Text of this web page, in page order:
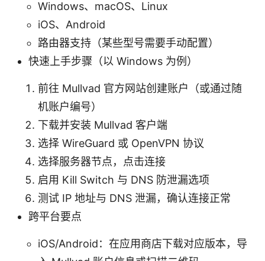
Windows、macOS、Linux
iOS、Android
路由器支持（某些型号需要手动配置）
快速上手步骤（以 Windows 为例）
前往 Mullvad 官方网站创建账户（或通过随
机账户编号）
下载并安装 Mullvad 客户端
选择 WireGuard 或 OpenVPN 协议
选择服务器节点，点击连接
启用 Kill Switch 与 DNS 防泄漏选项
测试 IP 地址与 DNS 泄漏，确认连接正常
跨平台要点
iOS/Android：在应用商店下载对应版本，导